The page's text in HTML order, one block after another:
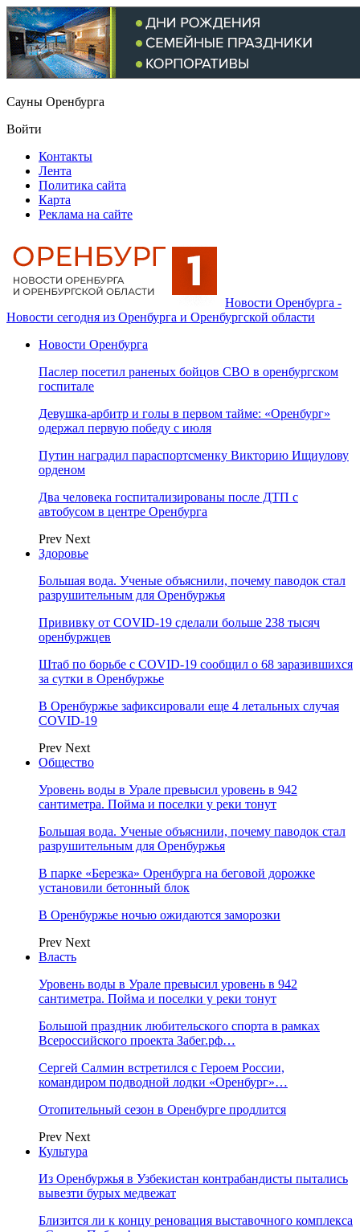
Сауны Оренбурга
Войти
Контакты
Лента
Политика сайта
Карта
Реклама на сайте
Новости Оренбурга -
Новости сегодня из Оренбурга и Оренбургской области
Новости Оренбурга
Паслер посетил раненых бойцов СВО в оренбургском
госпитале
Девушка-арбитр и голы в первом тайме: «Оренбург»
одержал первую победу с июля
Путин наградил параспортсменку Викторию Ищиулову
орденом
Два человека госпитализированы после ДТП с
автобусом в центре Оренбурга
Prev Next
Здоровье
Большая вода. Ученые объяснили, почему паводок стал
разрушительным для Оренбуржья
Прививку от COVID-19 сделали больше 238 тысяч
оренбуржцев
Штаб по борьбе с СOVID-19 сообщил о 68 заразившихся
за сутки в Оренбуржье
В Оренбуржье зафиксировали еще 4 летальных случая
COVID-19
Prev Next
Общество
Уровень воды в Урале превысил уровень в 942
сантиметра. Пойма и поселки у реки тонут
Большая вода. Ученые объяснили, почему паводок стал
разрушительным для Оренбуржья
В парке «Березка» Оренбурга на беговой дорожке
установили бетонный блок
В Оренбуржье ночью ожидаются заморозки
Prev Next
Власть
Уровень воды в Урале превысил уровень в 942
сантиметра. Пойма и поселки у реки тонут
Большой праздник любительского спорта в рамках
Всероссийского проекта Забег.рф…
Сергей Салмин встретился с Героем России,
командиром подводной лодки «Оренбург»…
Отопительный сезон в Оренбурге продлится
Prev Next
Культура
Из Оренбуржья в Узбекистан контрабандисты пытались
вывезти бурых медвежат
Близится ли к концу реновация выставочного комплекса